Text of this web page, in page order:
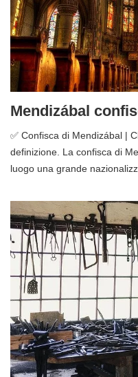
Mendizábal
✅ Confisca di Mendizábal |
definizione. La confisca di
luogo una grande